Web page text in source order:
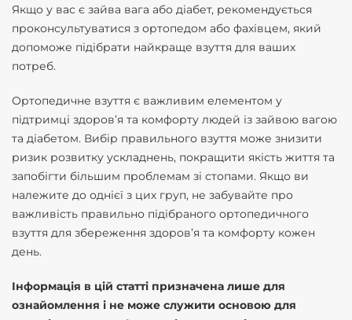
Якщо у вас є зайва вага або діабет, рекомендується
проконсультуватися з ортопедом або фахівцем, який
допоможе підібрати найкраще взуття для ваших
потреб.
Ортопедичне взуття є важливим елементом у
підтримці здоров’я та комфорту людей із зайвою вагою
та діабетом. Вибір правильного взуття може знизити
ризик розвитку ускладнень, покращити якість життя та
запобігти більшим проблемам зі стопами. Якщо ви
належите до однієї з цих груп, не забувайте про
важливість правильно підібраного ортопедичного
взуття для збереження здоров’я та комфорту кожен
день.
Інформація в цій статті призначена лише для
ознайомлення і не може служити основою для